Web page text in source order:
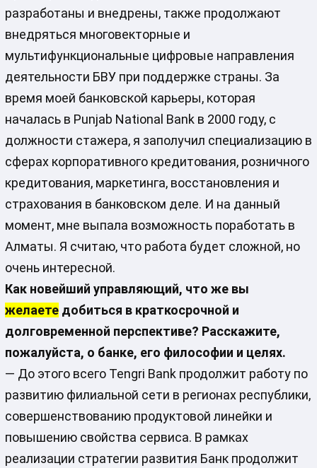
разработаны и внедрены, также продолжают
внедряться многовекторные и
мультифункциональные цифровые направления
деятельности БВУ при поддержке страны. За
время моей банковской карьеры, которая
началась в Punjab National Bank в 2000 году, с
должности стажера, я заполучил специализацию в
сферах корпоративного кредитования, розничного
кредитования, маркетинга, восстановления и
страхования в банковском деле. И на данный
момент, мне выпала возможность поработать в
Алматы. Я считаю, что работа будет сложной, но
очень интересной.
Как новейший управляющий, что же вы
желаетедобиться в краткосрочной и
долговременной перспективе? Расскажите,
пожалуйста, о банке, его философии и целях.
— До этого всего Tengri Bank продолжит работу по
развитию филиальной сети в регионах республики,
совершенствованию продуктовой линейки и
повышению свойства сервиса. В рамках
реализации стратегии развития Банк продолжит